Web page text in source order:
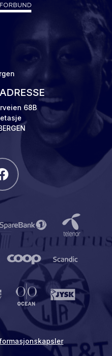
68B